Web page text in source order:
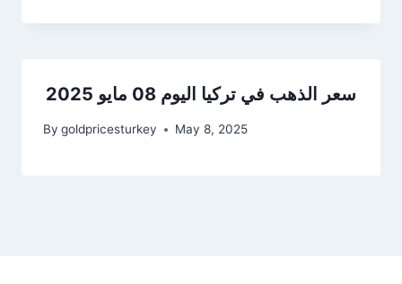
سعر الذهب في تركيا اليوم 08 مايو 2025
By goldpricesturkey May 8, 2025